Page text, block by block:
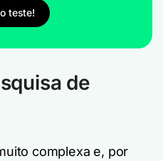
teste!
de
complexa e, por